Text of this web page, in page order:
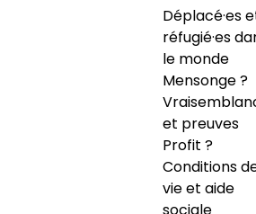
Déplacé·es
réfugié·es
le monde
Mensonge ?
et preuves
Profit ?
Conditions
vie et aide